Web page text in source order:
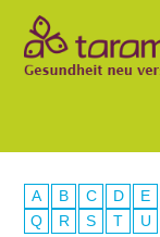
A B C D E
Q
R S T U